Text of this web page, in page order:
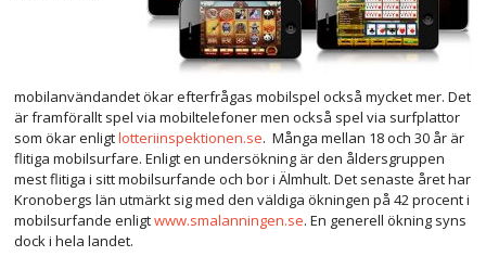
mobilanvändandet ökar efterfrågas mobilspel också mycket mer. Det
är framförallt spel via mobiltelefoner men också spel via surfplattor
som ökar enligtlotteriinspektionen.se. Många mellan 18 och 30 år är
flitiga mobilsurfare. Enligt en undersökning är den åldersgruppen
mest flitiga i sitt mobilsurfande och bor i Älmhult. Det senaste året har
Kronobergs län utmärkt sig med den väldiga ökningen på 42 procent i
mobilsurfande enligtwww.smalanningen.se. En generell ökning syns
dock i hela landet.